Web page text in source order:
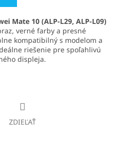
Mate 10 (ALP-L29, ALP-L09)
verné farby a presné
kompatibilný s modelom a
riešenie pre spoľahlivú
displeja.
ZDIEĽAŤ